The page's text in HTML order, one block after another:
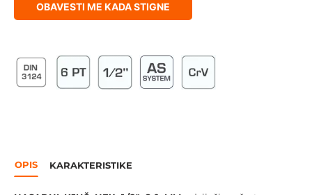
OBAVESTI ME KADA STIGNE
OPIS KARAKTERISTIKE